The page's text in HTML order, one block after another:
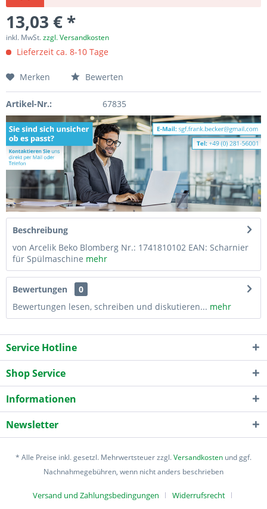
13,03 € *
inkl. MwSt.zzgl. Versandkosten
Lieferzeit ca. 8-10 Tage
Merken Bewerten
Artikel-Nr.: 67835
Beschreibung
von Arcelik Beko Blomberg Nr.: 1741810102 EAN: Scharnier
für Spülmaschine mehr
Bewertungen
0
Bewertungen lesen, schreiben und diskutieren... mehr
Service Hotline
Shop Service
Informationen
Newsletter
* Alle Preise inkl. gesetzl. Mehrwertsteuer zzgl.Versandkosten und ggf.
Nachnahmegebühren, wenn nicht anders beschrieben
Versand und Zahlungsbedingungen Widerrufsrecht